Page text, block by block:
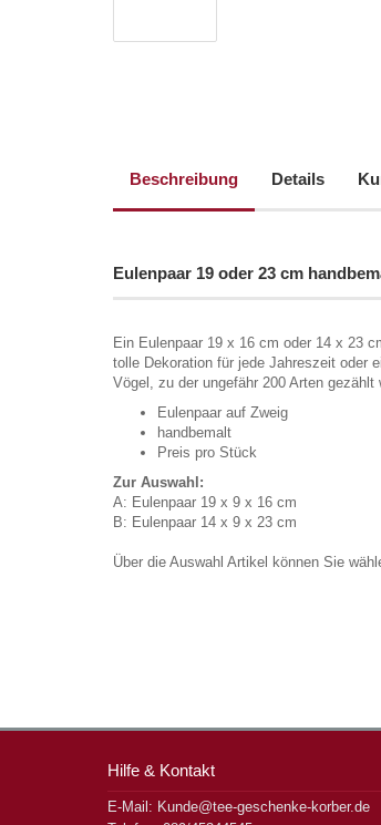
Beschreibung Details
Eulenpaar 19 oder 23 cm
Ein Eulenpaar 19 x 16 cm oder 14 x 23
tolle Dekoration für jede Jahreszeit oder
Vögel, zu der ungefähr 200 Arten gezählt
Eulenpaar auf Zweig
handbemalt
Preis pro Stück
Zur Auswahl:
A: Eulenpaar 19 x 9 x 16 cm
B: Eulenpaar 14 x 9 x 23 cm
Über die Auswahl Artikel können Sie
Hilfe & Kontakt
E-Mail: Kunde@tee-geschenke-korber.de